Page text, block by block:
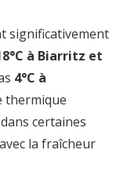
significativement
à Biarritz et
4°C à
thermique
certaines
la fraîcheur